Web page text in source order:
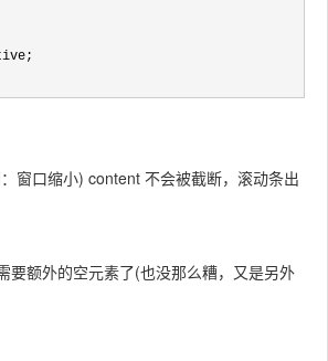
窗口缩小) content 不会被截断，滚动条出
要额外的空元素了(也没那么糟，又是另外